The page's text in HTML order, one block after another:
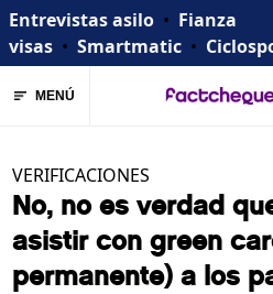
Entrevistas asilo • Fianza
visas • Smartmatic •
MENÚ
VERIFICACIONES
No, no es verdad
asistir con green
permanente) a los